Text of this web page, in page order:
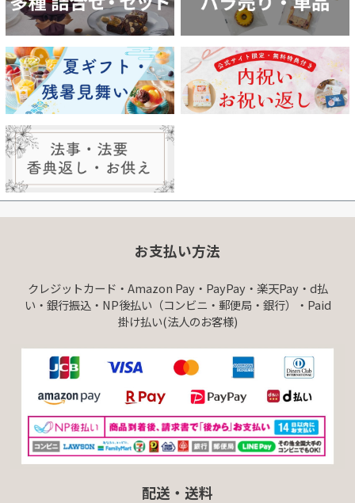
お支払い方法
クレジットカード・Amazon Pay・PayPay・楽天Pay・d払
い・銀行振込・NP後払い（コンビニ・郵便局・銀行）・Paid
掛け払い(法人のお客様)
配送・送料